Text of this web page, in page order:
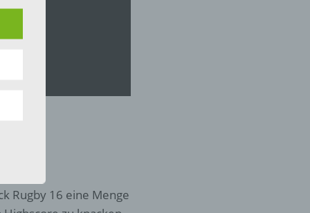
Rugby 16 eine Menge